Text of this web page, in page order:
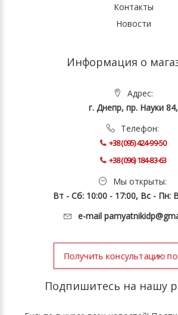
Контакты
Новости
Информация о
Адрес:
г. Днепр, пр. Науки 84,
Телефон:
+38 (095) 424-99-50
+38 (096) 184-83-63
Мы открыты:
Вт - Сб: 10:00 - 17:00, Вс - Пн:
e-mail
Получить консультацию
Подпишитесь на нашу